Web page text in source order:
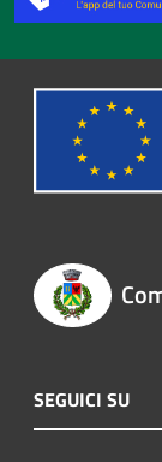
SEGUICI SU